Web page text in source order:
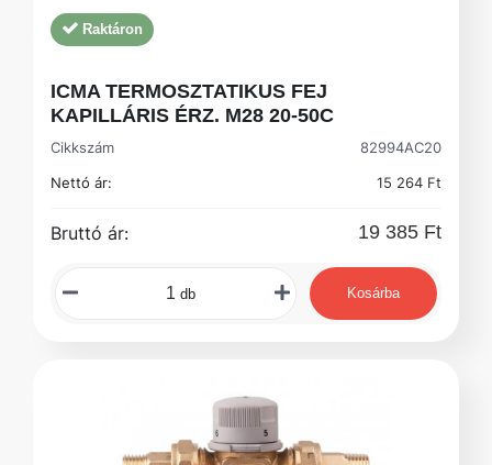
Raktáron
ICMA TERMOSZTATIKUS FEJ
KAPILLÁRIS ÉRZ. M28 20-50C
Cikkszám
82994AC20
Nettó ár:
15 264 Ft
Bruttó ár: 19 385 Ft
db Kosárba